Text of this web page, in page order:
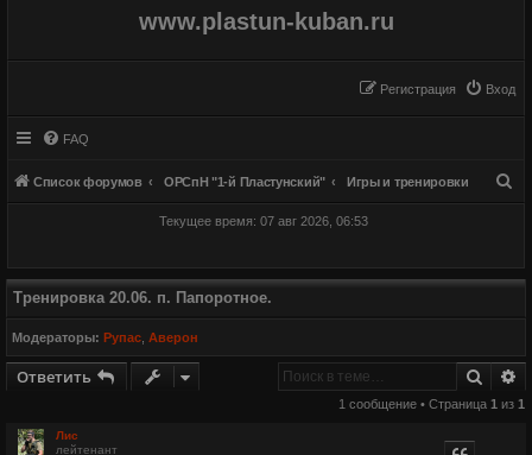
www.plastun-kuban.ru
Вход
Регистрация
FAQ
Список форумов ОРСпН "1-й Пластунский" Игры и тренировки
Текущее время: 07 авг 2026, 06:53
Тренировка 20.06. п. Папоротное.
Модераторы: Рупас ,Аверон
Ответить Поиск
1 сообщение • Страница 1 из 1
Лис
лейтенант